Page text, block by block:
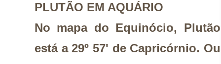
PLUTÃO EM AQUÁRIO
No mapa do Equinócio, Plutão
está a 29º 57' de Capricórnio. Ou